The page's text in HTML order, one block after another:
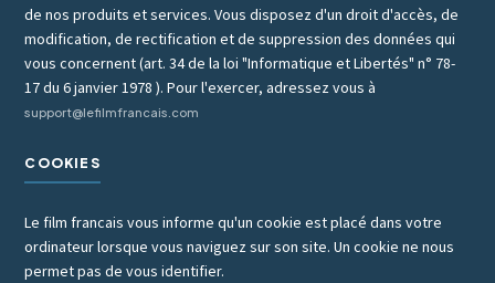
de nos produits et services. Vous disposez d'un droit d'accès, de
modification, de rectification et de suppression des données qui
vous concernent (art. 34 de la loi "Informatique et Libertés" n° 78-
17 du 6 janvier 1978 ). Pour l'exercer, adressez vous à
support@lefilmfrancais.com
COOKIES
Le film francais vous informe qu'un cookie est placé dans votre
ordinateur lorsque vous naviguez sur son site. Un cookie ne nous
permet pas de vous identifier.